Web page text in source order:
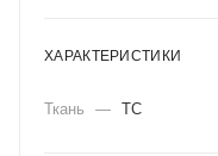
ХАРАКТЕРИСТИКИ
Ткань — ТС